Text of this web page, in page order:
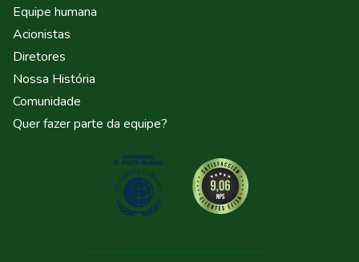
Equipe humana
Acionistas
Diretores
Nossa História
Comunidade
Quer fazer parte da equipe?